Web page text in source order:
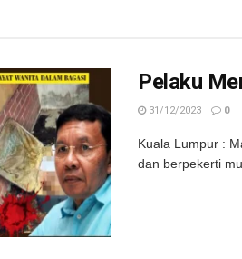
Pelaku
31/12/2023 0
Kuala Lumpur :
dan berpekerti